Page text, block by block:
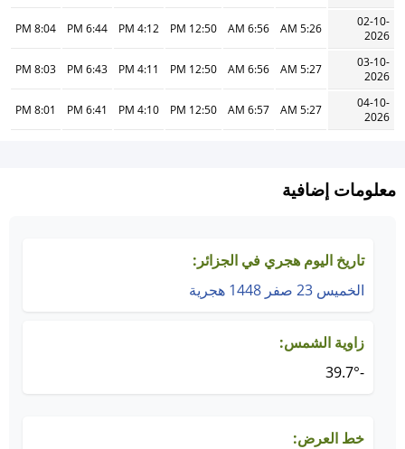
02-10-
2026
5:26 AM
6:56 AM
12:50 PM
4:12 PM
6:44 PM
8:04 PM
03-10-
2026
5:27 AM
6:56 AM
12:50 PM
4:11 PM
6:43 PM
8:03 PM
04-10-
2026
5:27 AM
6:57 AM
12:50 PM
4:10 PM
6:41 PM
8:01 PM
معلومات إضافية
تاريخ اليوم هجري في الجزائر:
الخميس 23 صفر 1448 هجرية
زاوية الشمس:
-39.7°
خط العرض: